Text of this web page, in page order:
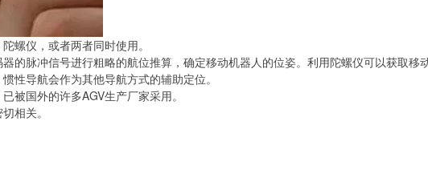
螺仪，或者两者同时使用。
的脉冲信号进行粗略的航位推算，确定移动机器人的位姿。利用陀螺仪可以获取移
性导航会作为其他导航方式的辅助定位。
被国外的许多AGV生产厂家采用。
相关。